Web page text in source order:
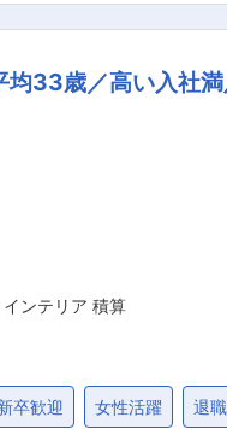
与され、時間単位で
均33歳／高い入社
ンテリア 積算
卒歓迎 女性活躍 退